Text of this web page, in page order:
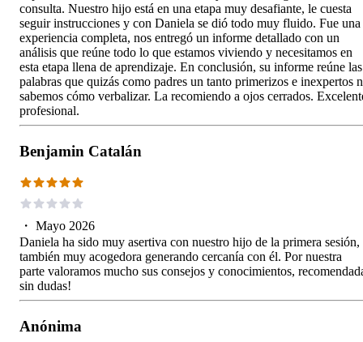
consulta. Nuestro hijo está en una etapa muy desafiante, le cuesta
seguir instrucciones y con Daniela se dió todo muy fluido. Fue una
experiencia completa, nos entregó un informe detallado con un
análisis que reúne todo lo que estamos viviendo y necesitamos en
esta etapa llena de aprendizaje. En conclusión, su informe reúne las
palabras que quizás como padres un tanto primerizos e inexpertos
sabemos cómo verbalizar. La recomiendo a ojos cerrados.
profesional.
Benjamin Catalán
・ Mayo 2026
Daniela ha sido muy asertiva con nuestro hijo de la primera sesión,
también muy acogedora generando cercanía con él. Por nuestra
parte valoramos mucho sus consejos y conocimientos,
sin dudas!
Anónima